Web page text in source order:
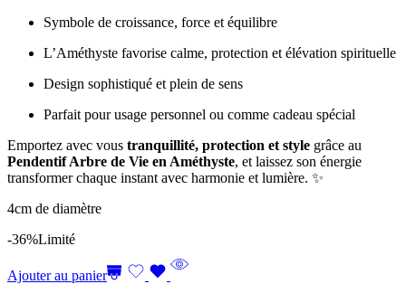
Symbole de croissance, force et équilibre
L’Améthyste favorise calme, protection et élévation spirituelle
Design sophistiqué et plein de sens
Parfait pour usage personnel ou comme cadeau spécial
Emportez avec vous tranquillité, protection et style grâce au
Pendentif Arbre de Vie en Améthyste, et laissez son énergie
transformer chaque instant avec harmonie et lumière. ✨
4cm de diamètre
-36%Limité
Ajouter au panier